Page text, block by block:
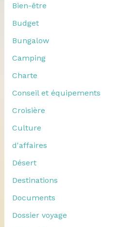
Bien-être
Budget
Bungalow
Camping
Charte
Conseil et équipements
Croisière
Culture
d'affaires
Désert
Destinations
Documents
Dossier voyage